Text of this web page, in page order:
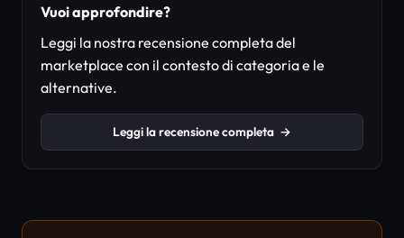
Vuoi approfondire?
Leggi la nostra recensione completa del
marketplace con il contesto di categoria e le
alternative.
Leggi la recensione completa →